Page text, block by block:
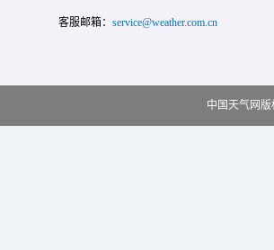
客服邮箱： service@weather.com.cn
中国天气网